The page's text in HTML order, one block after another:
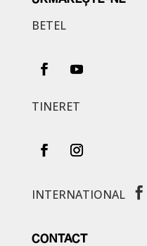
BETEL
TINERET
INTERNATIONAL 
CONTACT